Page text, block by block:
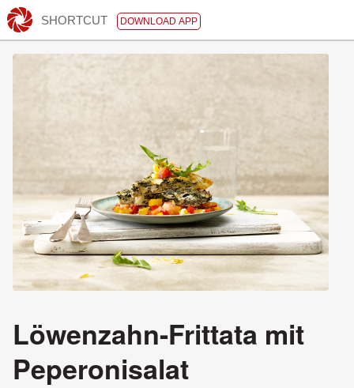
SHORTCUT DOWNLOAD APP
Löwenzahn-Frittata mit
Peperonisalat